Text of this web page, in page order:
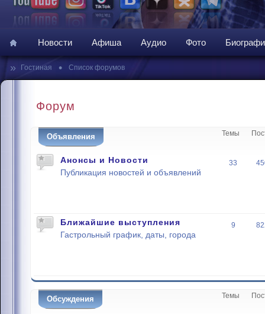
Новости Афиша Аудио Фото
» Гостиная • Список форумов
Форум
Объявления Темы
Анонсы и Новости
Публикация новостей и объявлений
33
Ближайшие выступления
Гастрольный график, даты, города
9
Обсуждения Темы